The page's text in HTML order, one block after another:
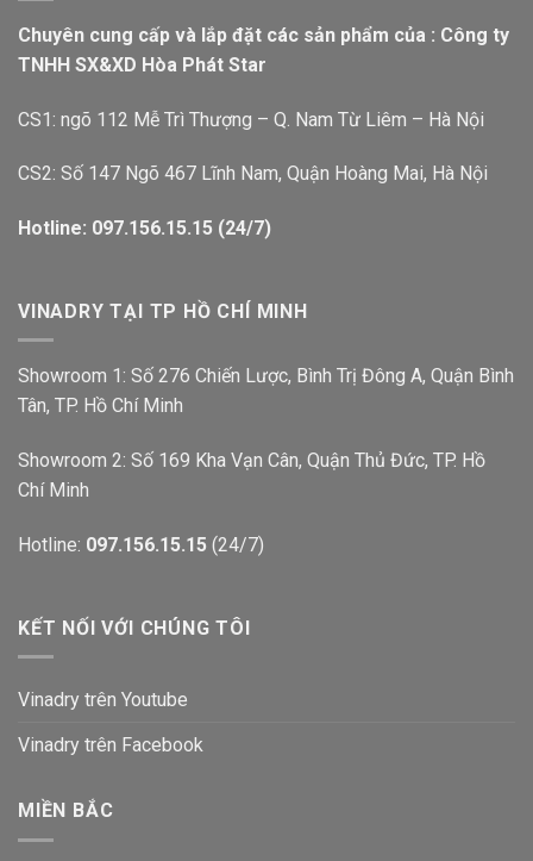
Chuyên cung cấp và lắp đặt các sản phẩm của : Công ty
TNHH SX&XD Hòa Phát Star
CS1: ngõ 112 Mễ Trì Thượng – Q. Nam Từ Liêm – Hà Nội
CS2: Số 147 Ngõ 467 Lĩnh Nam, Quận Hoàng Mai, Hà Nội
Hotline: 097.156.15.15 (24/7)
VINADRY TẠI TP HỒ CHÍ MINH
Showroom 1: Số 276 Chiến Lược, Bình Trị Đông A, Quận Bình
Tân, TP. Hồ Chí Minh
Showroom 2: Số 169 Kha Vạn Cân, Quận Thủ Đức, TP. Hồ
Chí Minh
Hotline: 097.156.15.15 (24/7)
KẾT NỐI VỚI CHÚNG TÔI
Vinadry trên Youtube
Vinadry trên Facebook
MIỀN BẮC